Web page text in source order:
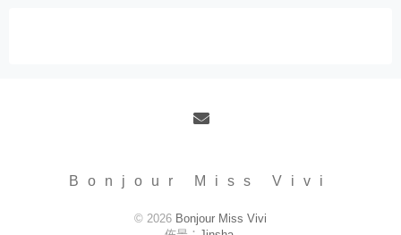
Bonjour Miss Vivi
© 2026 Bonjour Miss Vivi